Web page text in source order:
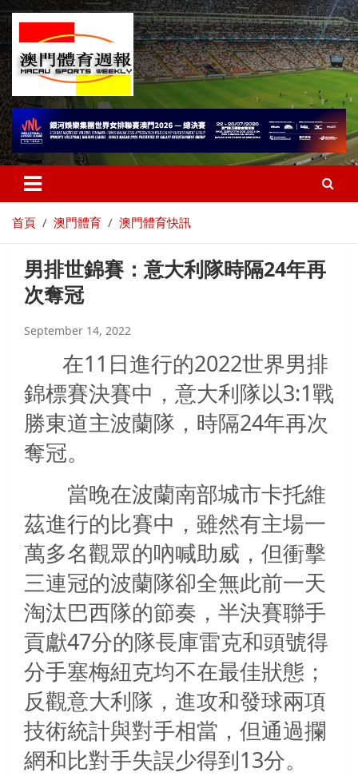
首頁 澳門體育 澳門體育快訊
男排世錦賽：意大利隊時隔24年再
次奪冠
September 14, 2022
在11 日進行的2022世界男排
錦標賽決賽中，意大利隊以3:1戰
勝東道主波蘭隊，時隔24年再次
奪冠。
當晚在波蘭南部城市卡托維
茲進行的比賽中，雖然有主場一
萬多名觀眾的吶喊助威，但衝擊
三連冠的波蘭隊卻全無此前一天
淘汰巴西隊的節奏，半決賽聯手
貢獻47分的隊長庫雷克和頭號得
分手塞梅紐克均不在最佳狀態；
反觀意大利隊，進攻和發球兩項
技術統計與對手相當，但通過攔
網和比對手失誤少得到13分。